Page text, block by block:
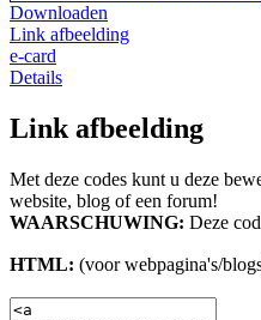
Downloaden
Link afbeelding
e-card
Details
Link afbeelding
Met deze codes kunt u deze
website, blog of een forum!
WAARSCHUWING: Deze
HTML: (voor webpagina's/